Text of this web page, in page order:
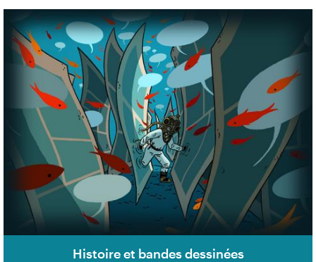
Histoire et bandes dessinées